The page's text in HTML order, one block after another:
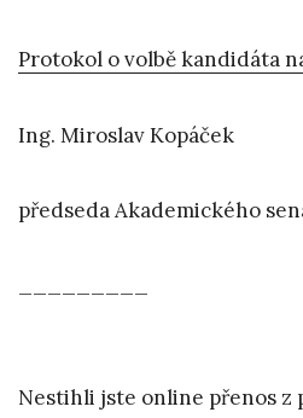
Protokol o volbě kandidáta
Ing. Miroslav Kopáček
předseda Akademického
Nestihli jste online přenos z